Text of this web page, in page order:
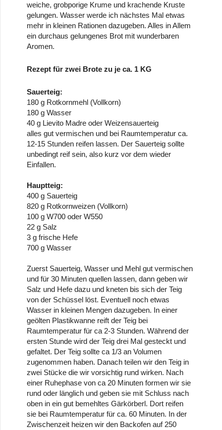
weiche, grobporige Krume und krachende Kruste
gelungen. Wasser werde ich nächstes Mal etwas
mehr in kleinen Rationen dazugeben. Alles in Allem
ein durchaus gelungenes Brot mit wunderbaren
Aromen.
Rezept für zwei Brote zu je ca. 1 KG
Sauerteig:
180 g Rotkornmehl (Vollkorn)
180 g Wasser
40 g Lievito Madre oder Weizensauerteig
alles gut vermischen und bei Raumtemperatur ca.
12-15 Stunden reifen lassen. Der Sauerteig sollte
unbedingt reif sein, also kurz vor dem wieder
Einfallen.
Hauptteig:
400 g Sauerteig
820 g Rotkornweizen (Vollkorn)
100 g W700 oder W550
22 g Salz
3 g frische Hefe
700 g Wasser
Zuerst Sauerteig, Wasser und Mehl gut vermischen
und für 30 Minuten quellen lassen, dann geben wir
Salz und Hefe dazu und kneten bis sich der Teig
von der Schüssel löst. Eventuell noch etwas
Wasser in kleinen Mengen dazugeben. In einer
geölten Plastikwanne reift der Teig bei
Raumtemperatur für ca 2-3 Stunden. Während der
ersten Stunde wird der Teig drei Mal gesteckt und
gefaltet. Der Teig sollte ca 1/3 an Volumen
zugenommen haben. Danach teilen wir den Teig in
zwei Stücke die wir vorsichtig rund wirken. Nach
einer Ruhephase von ca 20 Minuten formen wir sie
rund oder länglich und geben sie mit Schluss nach
oben in ein gut bemehltes Gärkörberl. Dort reifen
sie bei Raumtemperatur für ca. 60 Minuten. In der
Zwischenzeit heizen wir den Backofen auf 250